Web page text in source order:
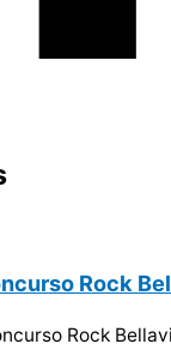
Rock
Rock